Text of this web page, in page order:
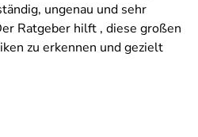
ungenau und sehr
Ratgeber hilft , diese großen
zu erkennen und gezielt